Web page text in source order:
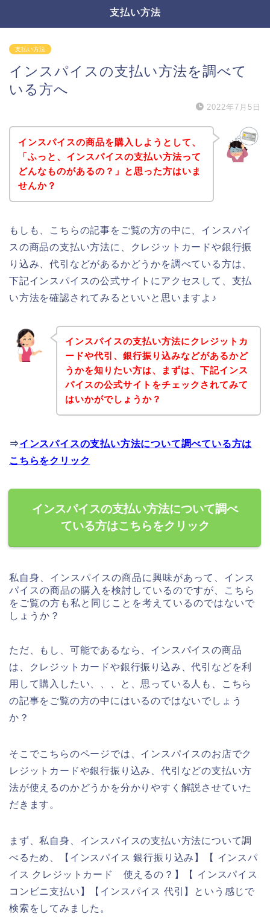
支払い方法
支払い方法
インスパイスの支払い方法を調べて
いる方へ
2022年7月5日
インスパイスの商品を購入しようとして、
「ふっと、インスパイスの支払い方法って
どんなものがあるの？」と思った方はいま
せんか？
もしも、こちらの記事をご覧の方の中に、インスパイ
スの商品の支払い方法に、クレジットカードや銀行振
り込み、代引などがあるかどうかを調べている方は、
下記インスパイスの公式サイトにアクセスして、支払
い方法を確認されてみるといいと思いますよ♪
インスパイスの支払い方法にクレジットカ
ードや代引、銀行振り込みなどがあるかど
うかを知りたい方は、まずは、下記インス
パイスの公式サイトをチェックされてみて
はいかがでしょうか？
⇒インスパイスの支払い方法について調べている方は
こちらをクリック
インスパイスの支払い方法について調べ
ている方はこちらをクリック
私自身、インスパイスの商品に興味があって、インス
パイスの商品の購入を検討しているのですが、こちら
をご覧の方も私と同じことを考えているのではないで
しょうか？
ただ、もし、可能であるなら、インスパイスの商品
は、クレジットカードや銀行振り込み、代引などを利
用して購入したい、、、と、思っている人も、こちら
の記事をご覧の方の中にはいるのではないでしょう
か？
そこでこちらのページでは、インスパイスのお店でク
レジットカードや銀行振り込み、代引などの支払い方
法が使えるのかどうかを分かりやすく解説させていた
だきます。
まず、私自身、インスパイスの支払い方法について調
べるため、【インスパイス 銀行振り込み】【 インスパ
イス クレジットカード 使えるの？】【 インスパイス
コンビニ支払い】【インスパイス 代引】という感じで
検索をしてみました。